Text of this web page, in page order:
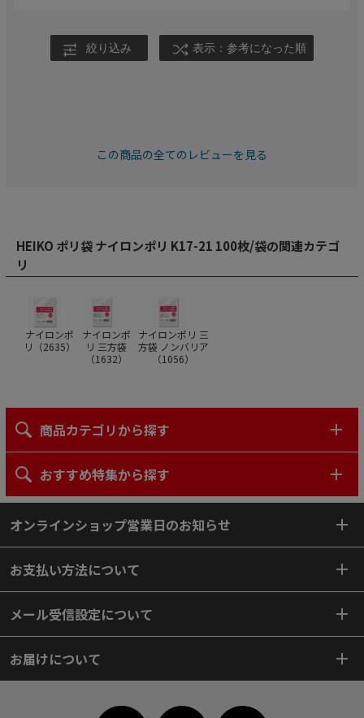
絞り込み 表示：参考になった順
この商品の全てのレビューを見る
HEIKO ポリ袋 ナイロンポリ K17-21 100枚/袋の関連カテゴ
リ
ナイロンポ
リ（2635）
ナイロンポ
リ 三方袋
（1632）
ナイロンポリ 三
方袋 ノンバリア
（1056）
商品カテゴリから探す
おすすめ特集から探す
オンラインショップ営業日のお知らせ
お支払い方法について
メール受信設定について
お届けについて